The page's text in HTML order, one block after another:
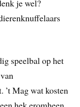
je wel?
speelbal op het
Mag wat kosten